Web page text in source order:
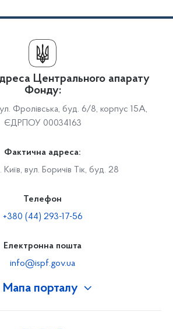
Мапа порталу
Центрального апарату
Фонду:
Фролівська, буд. 6/8, корпус 15А,
ЄДРПОУ 00034163
Фактична адреса:
вул. Боричів Тік, буд. 28
Телефон
+380 (44) 293-17-56
Електронна пошта
info@ispf.gov.ua